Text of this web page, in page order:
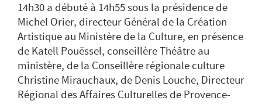
14h30 a débuté à 14h55 sous la présidence de
Michel Orier, directeur Général de la Création
Artistique au Ministère de la Culture, en présence
de Katell Pouëssel, conseillère Théâtre au
ministère, de la Conseillère régionale culture
Christine Mirauchaux, de Denis Louche, Directeur
Régional des Affaires Culturelles de Provence-